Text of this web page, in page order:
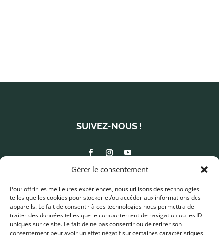
Gérer le consentement
Pour offrir les meilleures expériences, nous utilisons des technologies
telles que les cookies pour stocker et/ou accéder aux informations des
appareils. Le fait de consentir à ces technologies nous permettra de
traiter des données telles que le comportement de navigation ou les ID
uniques sur ce site. Le fait de ne pas consentir ou de retirer son
consentement peut avoir un effet négatif sur certaines caractéristiques
SUIVEZ-NOUS !
450 677-2125
340, rue Saint-Charles Ouest
Longueuil (Québec) J4H 1E8